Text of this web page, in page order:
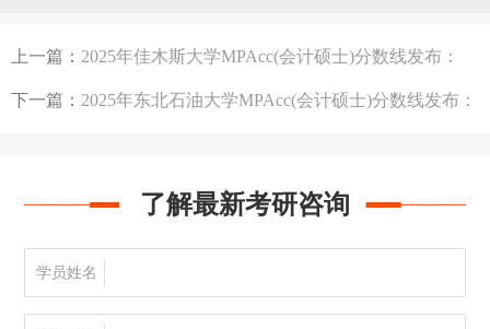
上一篇： 2025年佳木斯大学MPAcc(会计硕士)分数线发布：
194/96/48
下一篇： 2025年东北石油大学MPAcc(会计硕士)分数线发布：
了解最新考研咨询
学员姓名